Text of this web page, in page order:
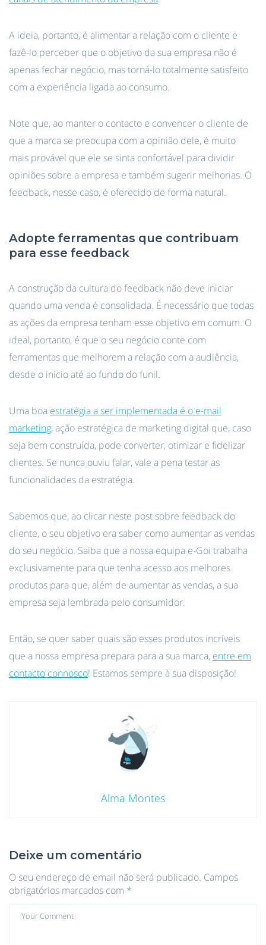
A ideia, portanto, é alimentar a relação com o cliente e
fazê-lo perceber que o objetivo da sua empresa não é
apenas fechar negócio, mas torná-lo totalmente satisfeito
com a experiência ligada ao consumo.
Note que, ao manter o contacto e convencer o cliente de
que a marca se preocupa com a opinião dele, é muito
mais provável que ele se sinta confortável para dividir
opiniões sobre a empresa e também sugerir melhorias. O
feedback, nesse caso, é oferecido de forma natural.
Adopte ferramentas que contribuam
para esse feedback
A construção da cultura do feedback não deve iniciar
quando uma venda é consolidada. É necessário que todas
as ações da empresa tenham esse objetivo em comum. O
ideal, portanto, é que o seu negócio conte com
ferramentas que melhorem a relação com a audiência,
desde o início até ao fundo do funil.
Uma boa estratégia a ser implementada é o e-mail
marketing, ação estratégica de marketing digital que, caso
seja bem construída, pode converter, otimizar e fidelizar
clientes. Se nunca ouviu falar, vale a pena testar as
funcionalidades da estratégia.
Sabemos que, ao clicar neste post sobre feedback do
cliente, o seu objetivo era saber como aumentar as vendas
do seu negócio. Saiba que a nossa equipa e-Goi trabalha
exclusivamente para que tenha acesso aos melhores
produtos para que, além de aumentar as vendas, a sua
empresa seja lembrada pelo consumidor.
Então, se quer saber quais são esses produtos incríveis
que a nossa empresa prepara para a sua marca, entre em
contacto connosco! Estamos sempre à sua disposição!
Alma Montes
Deixe um comentário
O seu endereço de email não será publicado. Campos
obrigatórios marcados com *